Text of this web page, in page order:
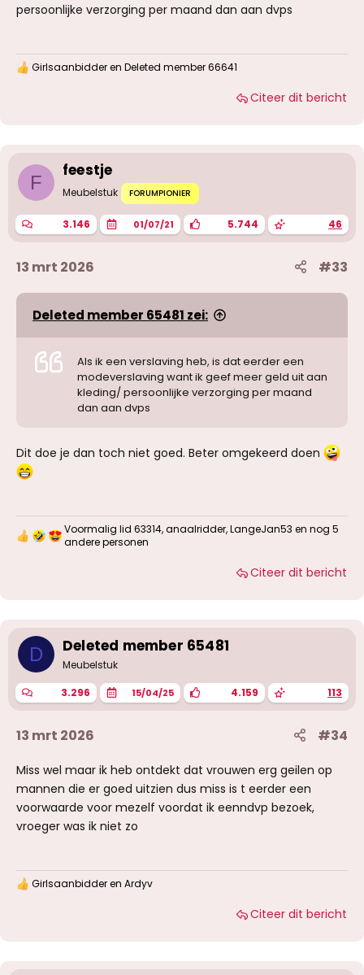
persoonlijke verzorging per maand dan aan dvps
W
n
g
n
:
Girlsaanbidderen Deleted member 66641
Citeer dit bericht
F
feestje
Meubelstuk FORUMPIONIER
3.146 01/07/21 5.744 46
13 mrt 2026 #33
Deleted member 65481 zei:
Als ik een verslaving heb, is dat eerder een
modeverslaving want ik geef meer geld uit aan
kleding/ persoonlijke verzorging per maand
dan aan dvps
Dit doe je dan toch niet goed. Beter omgekeerd doen
W
n
g
n
:
Voormalig lid 63314,anaalridder,LangeJan53 en nog 5
andere personen
Citeer dit bericht
D Deleted member 65481
Meubelstuk
3.296 15/04/25 4.159 113
13 mrt 2026 #34
Miss wel maar ik heb ontdekt dat vrouwen erg geilen op
mannen die er goed uitzien dus miss is t eerder een
voorwaarde voor mezelf voordat ik eenndvp bezoek,
vroeger was ik niet zo
W Girlsaanbidderen Ardyv
Citeer dit bericht